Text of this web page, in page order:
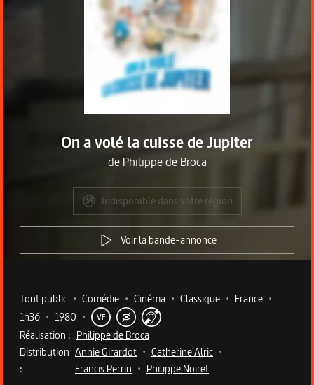
On a volé la cuisse de Jupiter
de Philippe de Broca
Indisponible dans votre région
Voir la bande-annonce
Metadata du programme
Tout public • Comédie • Cinéma • Classique • France •
1h36 • 1980 • VF
Réalisation : Philippe de Broca
Distribution
:
Annie Girardot • Catherine Alric •
Francis Perrin • Philippe Noiret